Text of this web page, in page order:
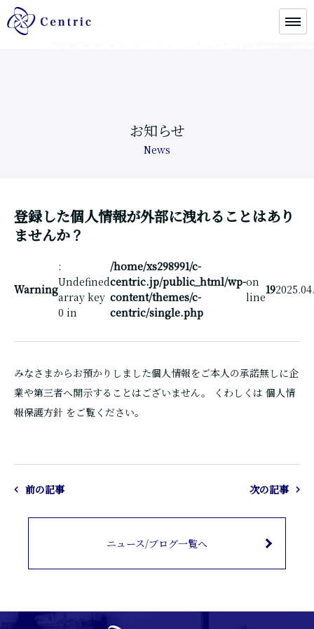
お知らせ
News
登録した個人情報が外部に洩れることはあり
ませんか？
Warning
:
Undefined
array key
0 in
/home/xs298991/c-
centric.jp/public_html/wp-
content/themes/c-
centric/single.php
on
line
19
みなさまからお預かりしました個人情報をご本人の承諾無しに企
業や第三者へ開示することはございません。 くわしくは 個人情
報保護方針 をご覧ください。
前の記事 次の記事
ニュース/ブログ一覧へ